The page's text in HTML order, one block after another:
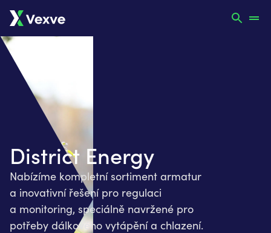
District Energy
Nabízíme kompletní sortiment armatur ​
a inovativní řešení pro regulaci
a monitoring, speciálně navržené pro
potřeby dálkového vytápění a chlazení. ​